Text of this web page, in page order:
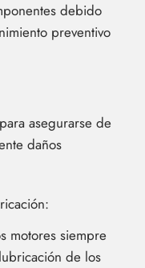
debido
preventivo
asegurarse de
daños
motores siempre
de los